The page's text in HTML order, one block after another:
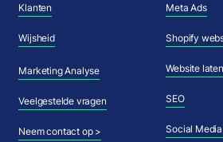
Klanten
Wijsheid
Marketing Analyse
Veelgestelde vragen
Neem contact op >
Meta Ads
Shopify
Website
SEO
Social